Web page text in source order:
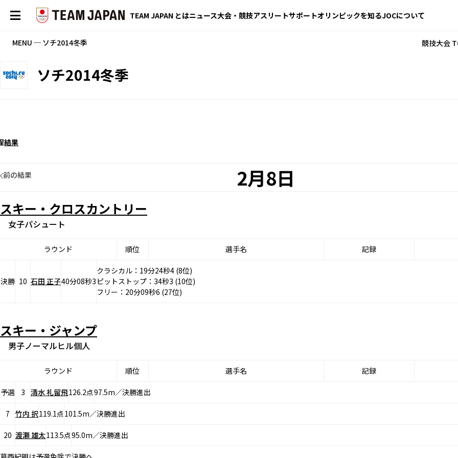
TEAM JAPAN とはニュース大会・競技アスリートサポートオリンピックを知るJOCについて
MENU ─ ソチ2014冬季 競技大会
ソチ2014冬季
結果
2月8日
前の結果
スキー・クロスカントリー
女子パシュート
ラウンド 順位 選手名 記録
決勝 10 石田 正子40分08秒3
クラシカル：19分24秒4 (8位)
ピットストップ：34秒3 (10位)
フリー：20分09秒6 (27位)
スキー・ジャンプ
男子ノーマルヒル個人
ラウンド 順位 選手名 記録
予選 3 清水 礼留飛126.2点97.5m／決勝進出
7 竹内 択119.1点101.5m／決勝進出
20 渡瀬 雄太113.5点95.0m／決勝進出